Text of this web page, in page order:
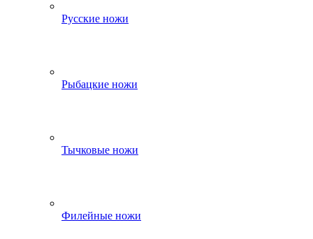
Русские ножи
Рыбацкие ножи
Тычковые ножи
Филейные ножи